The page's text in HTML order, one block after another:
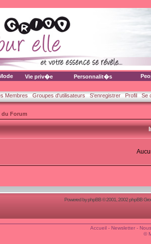
Vie priv�e Personnalit�s
Membres Groupes d'utilisateurs S'enregistrer Profil Se
du Forum
Powered byphpBB© 2001, 2002 phpBB
Accueil- Newsletter-
©